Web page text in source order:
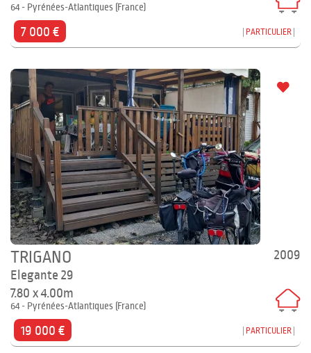
64 - Pyrénées-Atlantiques (France)
7 000 € PARTICULIER
2009
TRIGANO
Elegante 29
7.80 x 4.00m
64 - Pyrénées-Atlantiques (France)
19 000 € PARTICULIER